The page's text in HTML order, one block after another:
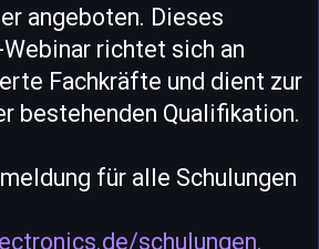
angeboten. Dieses
richtet sich an
Fachkräfte und dient zur
bestehenden Qualifikation.
für alle Schulungen
schulungen.